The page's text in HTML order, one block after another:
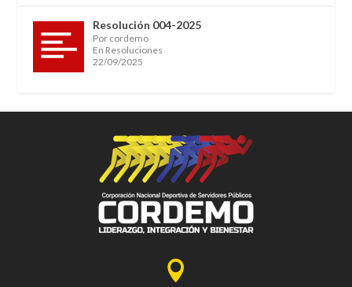
Resolución 004-2025
Por cordemo
En Resoluciones
22/09/2025
